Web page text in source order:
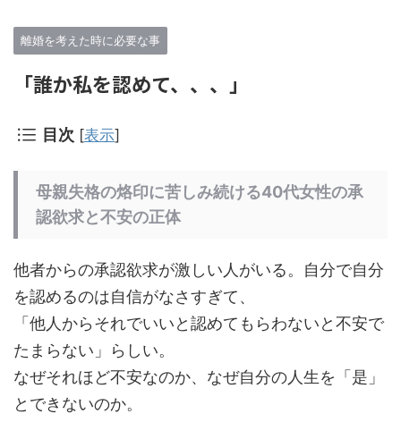
離婚を考えた時に必要な事
「誰か私を認めて、、、」
目次 [表示]
母親失格の烙印に苦しみ続ける40代女性の承
認欲求と不安の正体
他者からの承認欲求が激しい人がいる。自分で自分
を認めるのは自信がなさすぎて、
「他人からそれでいいと認めてもらわないと不安で
たまらない」らしい。
なぜそれほど不安なのか、なぜ自分の人生を「是」
とできないのか。